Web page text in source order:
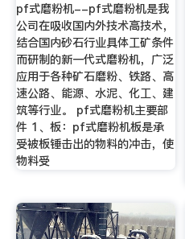
pf式磨粉机--pf式磨粉机是我
公司在吸收国内外技术高技术，
结合国内砂石行业具体工矿条件
而研制的新一代式磨粉机，广泛
应用于各种矿石磨粉、铁路、高
速公路、能源、水泥、化工、建
筑等行业。 pf式磨粉机主要部
件 1、板：pf式磨粉机板是承
受被板锤击出的物料的冲击，使
物料受